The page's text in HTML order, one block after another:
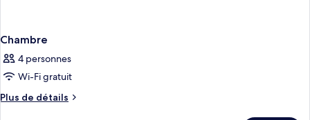
Chambre
4 personnes
Wi-Fi gratuit
Plus de détails
Plus